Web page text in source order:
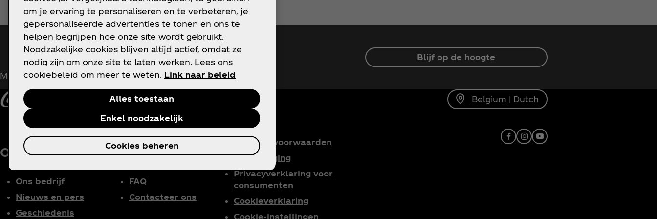
Houd mij op de hoogte
Meld je nu aan voor exclusieve toegang!
Blijf op de hoogte
Belgium | Dutch
Over ons
Ons bedrijf
Nieuws en pers
Geschiedenis
Hulp nodig?
FAQ
Contacteer ons
Gebruiksvoorwaarden
Mededinging
Privacyverklaring voor
consumenten
Cookieverklaring
Cookie-instellingen
Facebook
Instagram
Youtube
om je ervaring te personaliseren en te verbeteren, je
gepersonaliseerde advertenties te tonen en ons te
helpen begrijpen hoe onze site wordt gebruikt.
Noodzakelijke cookies blijven altijd actief, omdat ze
nodig zijn om onze site te laten werken. Lees ons
cookiebeleid om meer te weten. Link naar beleid
Alles toestaan
Enkel noodzakelijk
Cookies beheren